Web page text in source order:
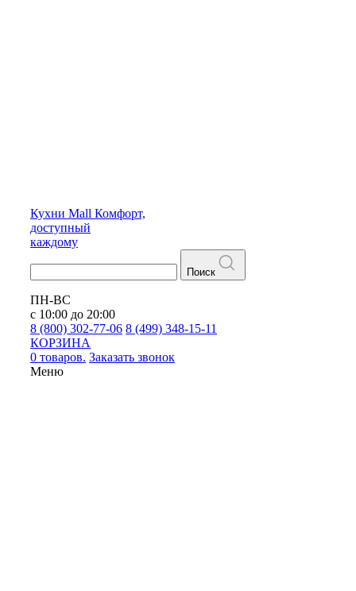
Кухни Mall Комфорт,
доступный
каждому
Поиск
ПН-ВС
с 10:00 до 20:00
8 (800) 302-77-06 8 (499) 348-15-11
КОРЗИНА
0 товаров. Заказать звонок
Меню